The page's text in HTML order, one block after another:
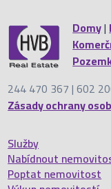
Domy|
244 470 367 | 602
Zásady ochrany
Služby
Nabídnout
Poptat nemovitost